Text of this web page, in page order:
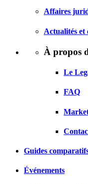
Affaires
Actualités et
À propos
Le
FAQ
Guides
Événements